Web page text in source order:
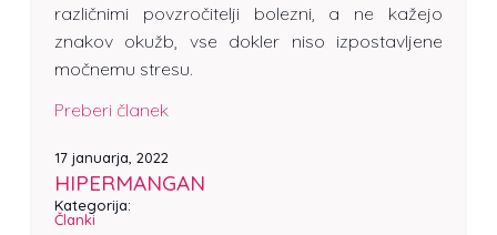
različnimi povzročitelji bolezni, a ne kažejo
znakov okužb, vse dokler niso izpostavljene
močnemu stresu.
Preberi članek
17 januarja, 2022
HIPERMANGAN
Kategorija:
Članki